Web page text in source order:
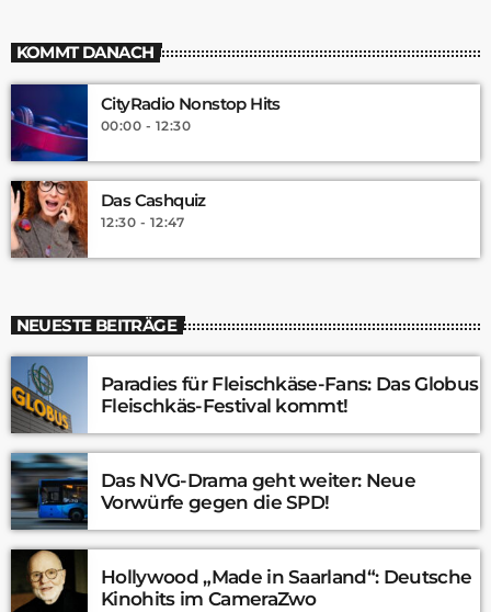
KOMMT DANACH
CityRadio Nonstop Hits
00:00 - 12:30
Das Cashquiz
12:30 - 12:47
NEUESTE BEITRÄGE
Paradies für Fleischkäse-Fans: Das Globus
Fleischkäs-Festival kommt!
Das NVG-Drama geht weiter: Neue
Vorwürfe gegen die SPD!
Hollywood „Made in Saarland“: Deutsche
Kinohits im CameraZwo